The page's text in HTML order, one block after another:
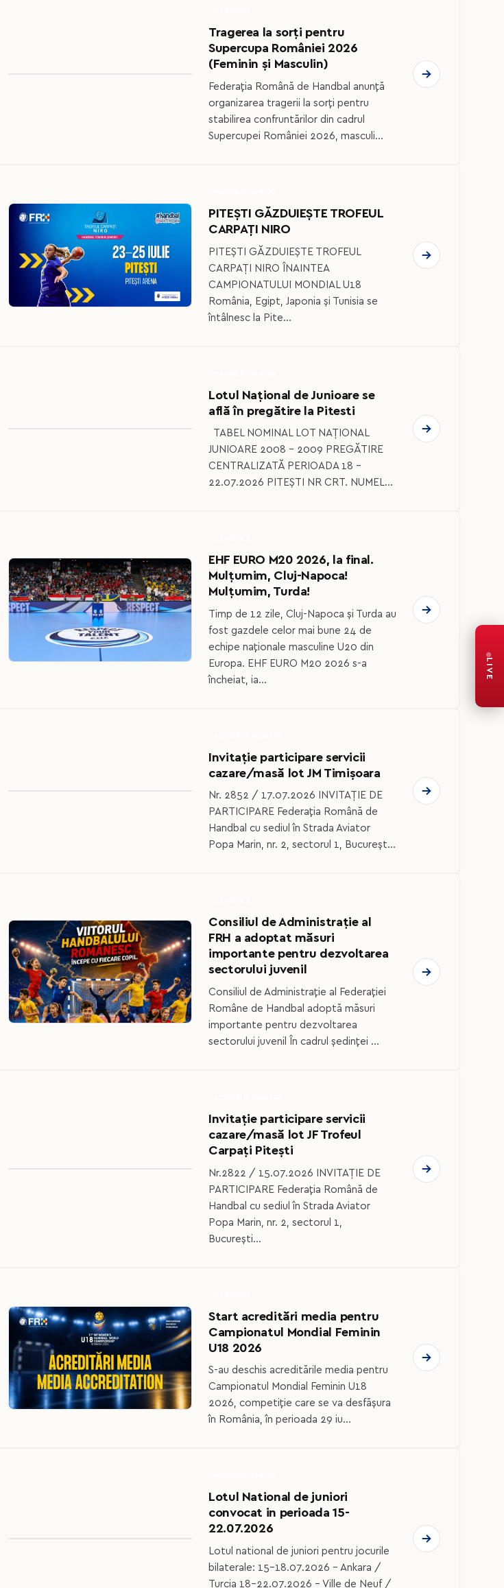
Tragerea la sorți pentru
Supercupa României 2026
(Feminin și Masculin)
Federația Română de Handbal anunță
organizarea tragerii la sorți pentru
stabilirea confruntărilor din cadrul
Supercupei României 2026, masculi...
PITEȘTI GĂZDUIEȘTE TROFEUL
CARPAȚI NIRO
PITEȘTI GĂZDUIEȘTE TROFEUL
CARPAȚI NIRO ÎNAINTEA
CAMPIONATULUI MONDIAL U18
România, Egipt, Japonia și Tunisia se
întâlnesc la Pite...
Lotul Național de Junioare se
află în pregătire la Pitesti
TABEL NOMINAL LOT NAȚIONAL
JUNIOARE 2008 – 2009 PREGĂTIRE
CENTRALIZATĂ PERIOADA 18 –
22.07.2026 PITEȘTI NR CRT. NUMEL...
EHF EURO M20 2026, la final.
Mulțumim, Cluj-Napoca!
Mulțumim, Turda!
Timp de 12 zile, Cluj-Napoca și Turda au
fost gazdele celor mai bune 24 de
echipe naționale masculine U20 din
Europa. EHF EURO M20 2026 s-a
încheiat, ia...
Invitație participare servicii
cazare/masă lot JM Timișoara
Nr. 2852 / 17.07.2026 INVITAȚIE DE
PARTICIPARE Federaţia Română de
Handbal cu sediul în Strada Aviator
Popa Marin, nr. 2, sectorul 1, Bucureșt...
Consiliul de Administrație al
FRH a adoptat măsuri
importante pentru dezvoltarea
sectorului juvenil
Consiliul de Administrație al Federației
Române de Handbal adoptă măsuri
importante pentru dezvoltarea
sectorului juvenil În cadrul ședinței ...
Invitație participare servicii
cazare/masă lot JF Trofeul
Carpați Pitești
Nr.2822 / 15.07.2026 INVITAȚIE DE
PARTICIPARE Federaţia Română de
Handbal cu sediul în Strada Aviator
Popa Marin, nr. 2, sectorul 1,
București...
Start acreditări media pentru
Campionatul Mondial Feminin
U18 2026
S-au deschis acreditările media pentru
Campionatul Mondial Feminin U18
2026, competiție care se va desfășura
în România, în perioada 29 iu...
Lotul National de juniori
convocat in perioada 15-
22.07.2026
Lotul national de juniori pentru jocurile
bilaterale: 15-18.07.2026 – Ankara /
Turcia 18-22.07.2026 – Ville de Neuf /
LIVE